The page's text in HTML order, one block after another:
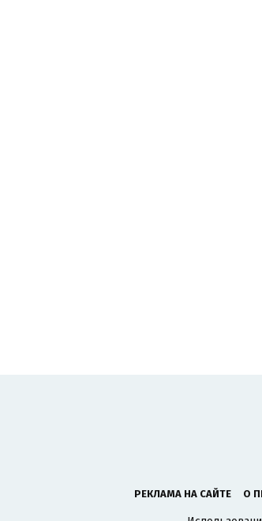
РЕКЛАМА НА САЙТЕ О